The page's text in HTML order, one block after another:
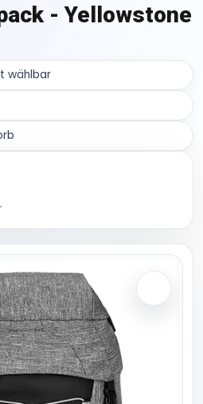
- Yellowstone
wählbar